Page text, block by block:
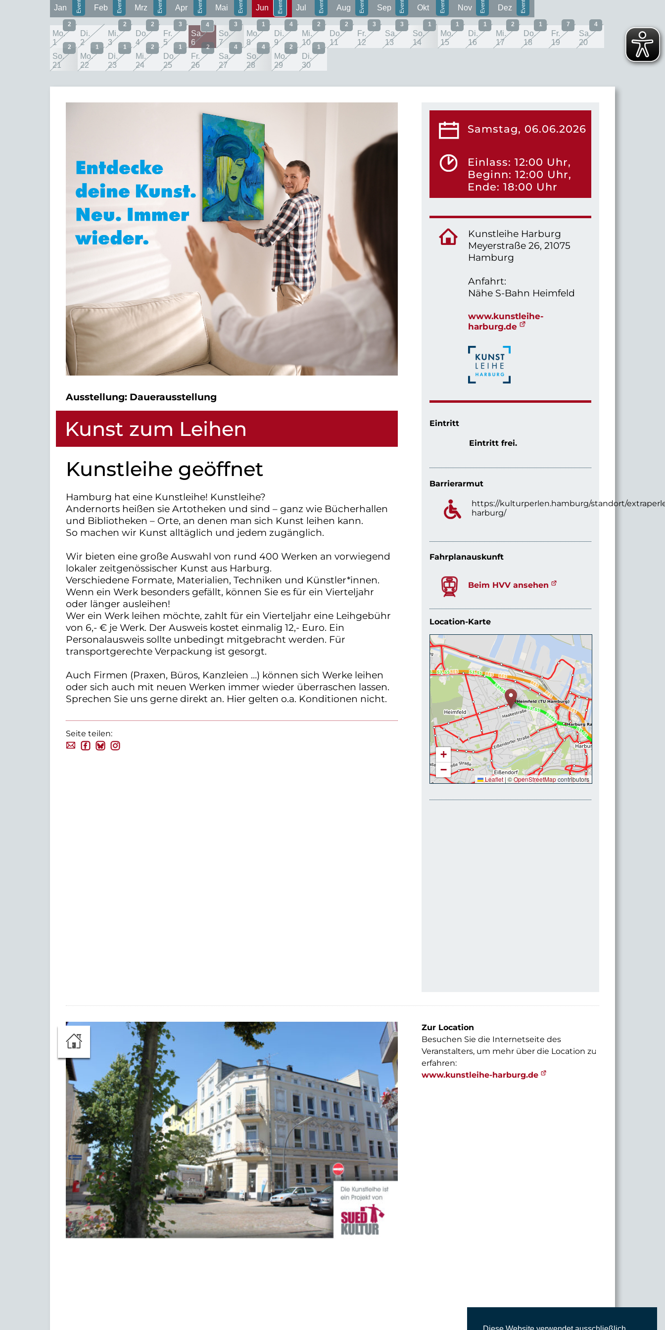
Jan Feb Mrz Apr Mai Jun Jul Aug Sep Okt Nov Dez
Mo.
1
2
Di.
2
Mi.
3
2
Do.
4
2
Fr.
5
3
Sa.
6
4
So.
7
3
Mo.
8
1
Di.
9
4
Mi.
10
2
Do.
11
2
Fr.
12
3
Sa.
13
3
So.
14
1
Mo.
15
1
Di.
16
1
Mi.
17
2
Do.
18
1
Fr.
19
7
Sa.
20
4
So.
21
2
Mo.
22
1
Di.
23
1
Mi.
24
2
Do.
25
1
Fr.
26
2
Sa.
27
4
So.
28
4
Mo.
29
2
Di.
30
1
Ausstellung:Dauerausstellung
Kunst zum Leihen
Kunstleihe geöffnet
Hamburg hat eine Kunstleihe! Kunstleihe?
Andernorts heißen sie Artotheken und sind – ganz wie Bücherhallen
und Bibliotheken – Orte, an denen man sich Kunst leihen kann.
So machen wir Kunst alltäglich und jedem zugänglich.
Wir bieten eine große Auswahl von rund 400 Werken an vorwiegend
lokaler zeitgenössischer Kunst aus Harburg.
Verschiedene Formate, Materialien, Techniken und Künstler*innen.
Wenn ein Werk besonders gefällt, können Sie es für ein Vierteljahr
oder länger ausleihen!
Wer ein Werk leihen möchte, zahlt für ein Vierteljahr eine Leihgebühr
von 6,- € je Werk. Der Ausweis kostet einmalig 12,- Euro. Ein
Personalausweis sollte unbedingt mitgebracht werden. Für
transportgerechte Verpackung ist gesorgt.
Auch Firmen (Praxen, Büros, Kanzleien …) können sich Werke leihen
oder sich auch mit neuen Werken immer wieder überraschen lassen.
Sprechen Sie uns gerne direkt an. Hier gelten o.a. Konditionen nicht.
Seite teilen:
Samstag, 06.06.2026
Einlass: 12:00 Uhr,
Beginn: 12:00 Uhr,
Ende: 18:00 Uhr
Kunstleihe Harburg
Meyerstraße 26, 21075
Hamburg
Anfahrt:
Nähe S-Bahn Heimfeld
www.kunstleihe-
harburg.de
Eintritt
Eintritt frei.
Barrierarmut
https://kulturperlen.hamburg/standort/
harburg/
Fahrplanauskunft
Beim HVV ansehen
Location-Karte
+
−
Leaflet | ©OpenStreetMapcontributors
© 2024 Kunstleihe Harburg
Zur Location
Besuchen Sie die Internetseite des
Veranstalters, um mehr über die Location zu
erfahren:
www.kunstleihe-harburg.de